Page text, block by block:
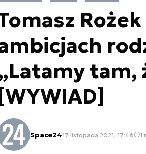
tam,
[WYWIAD]
Space2417 listopada 2021, 17:46 1